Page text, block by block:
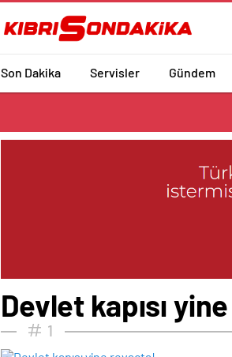
Son Dakika Servisler Gündem
Devlet kapısı
1